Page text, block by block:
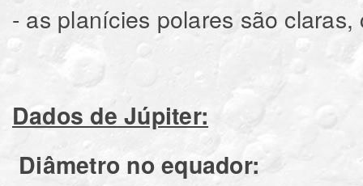
- as planícies polares são
Dados de Júpiter:
Diâmetro no equador: